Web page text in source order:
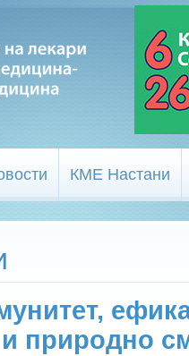
КМЕ Настани
природно